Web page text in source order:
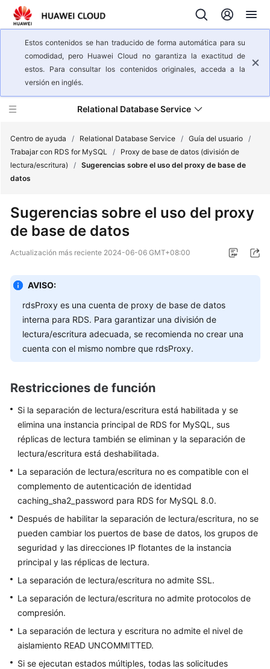
Estos contenidos se han traducido de forma automática para su
comodidad, pero Huawei Cloud no garantiza la exactitud de
estos. Para consultar los contenidos originales, acceda a la
versión en inglés.
Relational Database Service
Descripción
servicio
iniciales
Guía
usuario
Trabajar
con
MySQL
Sugerencias
sobre
uso
de
RDS
for
MySQL
de
instancia
Migración
de
de
datos
Centro de ayuda / Relational Database Service / Guía del usuario /
Trabajar con RDS for MySQL /
Proxy de base de datos (división de
lectura/escritura)
/ Sugerencias sobre el uso del proxy de base de
datos
Sugerencias sobre el uso del proxy
de base de datos
Actualización más reciente 2024-06-06 GMT+08:00
AVISO:
rdsProxy es una cuenta de proxy de base de datos
interna para RDS. Para garantizar una división de
lectura/escritura adecuada, se recomienda no crear una
cuenta con el mismo nombre que rdsProxy.
Restricciones de función
Si la separación de lectura/escritura está habilitada y se
elimina una instancia principal de RDS for MySQL, sus
réplicas de lectura también se eliminan y la separación de
lectura/escritura está deshabilitada.
La separación de lectura/escritura no es compatible con el
complemento de autenticación de identidad
caching_sha2_password para RDS for MySQL 8.0.
Después de habilitar la separación de lectura/escritura, no se
pueden cambiar los puertos de base de datos, los grupos de
seguridad y las direcciones IP flotantes de la instancia
principal y las réplicas de lectura.
La separación de lectura/escritura no admite SSL.
La separación de lectura/escritura no admite protocolos de
compresión.
La separación de lectura y escritura no admite el nivel de
aislamiento READ UNCOMMITTED.
Si se ejecutan estados múltiples, todas las solicitudes